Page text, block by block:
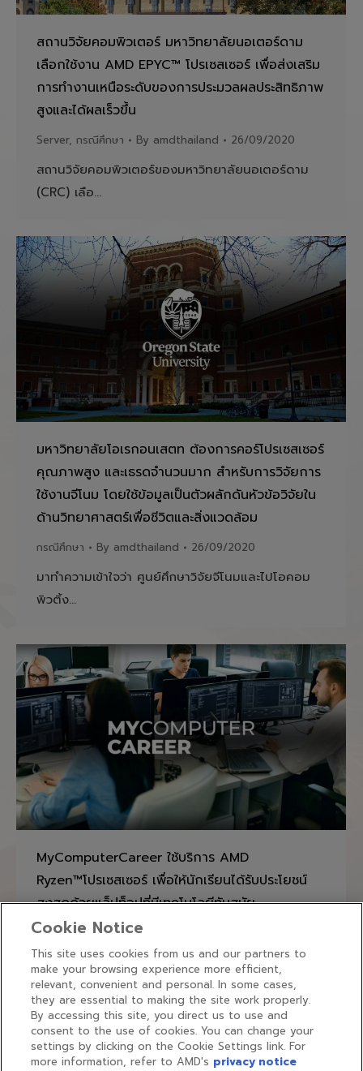
สถานวิจัยคอมพิวเตอร์ มหาวิทยาลัยนอเตอร์ดาม
เลือกใช้งาน AMD EPYC™ โปรเซสเซอร์ เพื่อส่งเสริม
การทำงานเหนือระดับของการประมวลผลประสิทธิภาพ
สูงและได้ผลเร็วขึ้น
Server, กรณีศึกษา By amdthailand 26/09/2020
สถานวิจัยคอมพิวเตอร์ของมหาวิทยาลัยนอเตอร์ดาม
(CRC) เลือ…
มหาวิทยาลัยโอเรกอนเสตท ต้องการคอร์โปรเซสเซอร์
คุณภาพสูง และเธรดจำนวนมาก สำหรับการวิจัยการ
ใช้งานจีโนม โดยใช้ข้อมูลเป็นตัวผลักดันหัวข้อวิจัยใน
ด้านวิทยาศาสตร์เพื่อชีวิตและสิ่งแวดล้อม
กรณีศึกษา By amdthailand 26/09/2020
มาทำความเข้าใจว่า ศูนย์ศึกษาวิจัยจีโนมและไปโอคอม
พิวติ้ง…
MyComputerCareer ใช้บริการ AMD
Ryzen™โปรเซสเซอร์ เพื่อให้นักเรียนได้รับประโยชน์
สูงสุดด้วยแล็ปท็อปที่มีเทคโนโลยีทันสมัย
ประสิทธิภาพเต็มเปี่ยม น่าเชื่อถือและคุ้มค่า เหมาะ
สำหรับการเรียนการสอนด้านIT
กรณีศึกษา Byamdthailand 20/08/2020
ลองอ่านกรณีศึกษาของ MyComputerCareer ที่ส่ง
มอบคอมพิวเตอ…
Cookie Notice
This site uses cookies from us and our partners to
make your browsing experience more efficient,
relevant, convenient and personal. In some cases,
they are essential to making the site work properly.
By accessing this site, you direct us to use and
consent to the use of cookies. You can change your
settings by clicking on the Cookie Settings link. For
more information, refer to AMD's privacy notice